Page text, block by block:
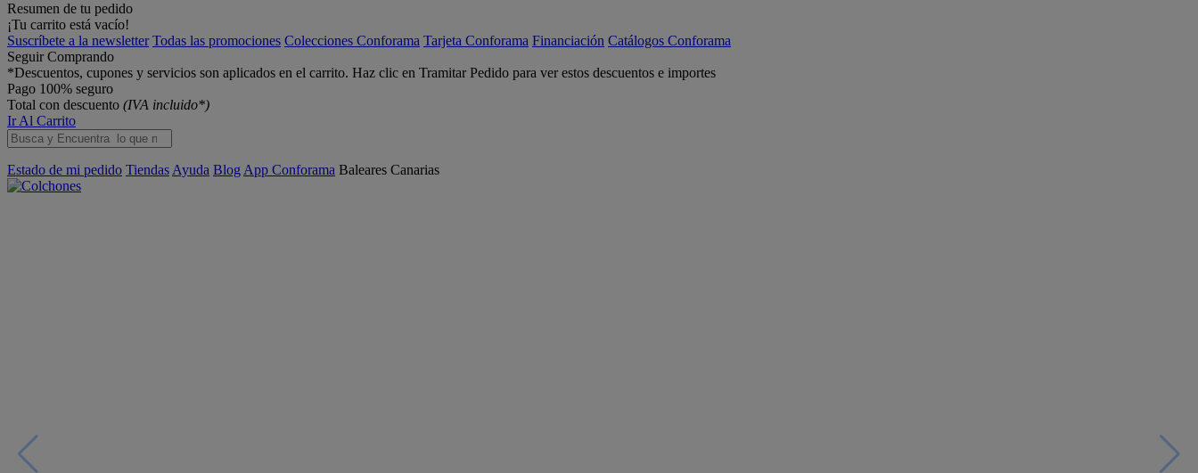
Resumen de tu pedido
¡Tu carrito está vacío!
Suscríbete a la newsletter Todas las promociones Colecciones Conforama Tarjeta Conforama Financiación Catálogos Conforama
Seguir Comprando
*Descuentos, cupones y servicios son aplicados en el carrito. Haz clic en Tramitar Pedido para ver estos descuentos e importes
Pago 100% seguro
Total con descuento (IVA incluido*)
Ir Al Carrito
Estado de mi pedido Tiendas Ayuda Blog App Conforama Baleares Canarias